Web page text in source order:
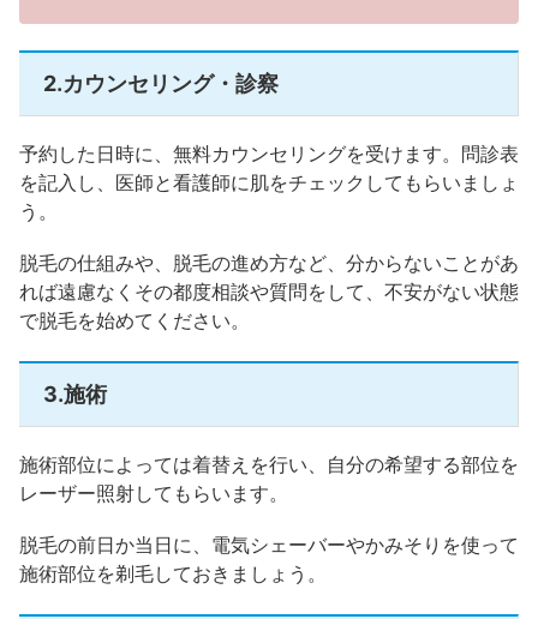
2.カウンセリング・診察
予約した日時に、無料カウンセリングを受けます。問診表
を記入し、医師と看護師に肌をチェックしてもらいましょ
う。
脱毛の仕組みや、脱毛の進め方など、分からないことがあ
れば遠慮なくその都度相談や質問をして、不安がない状態
で脱毛を始めてください。
3.施術
施術部位によっては着替えを行い、自分の希望する部位を
レーザー照射してもらいます。
脱毛の前日か当日に、電気シェーバーやかみそりを使って
施術部位を剃毛しておきましょう。